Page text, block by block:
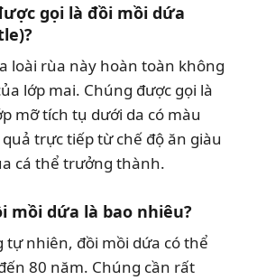
gọi là đồi mồi dứa
loài rùa này hoàn toàn không
lớp mai. Chúng được gọi là
mỡ tích tụ dưới da có màu
trực tiếp từ chế độ ăn giàu
cá thể trưởng thành.
mồi dứa là bao nhiêu?
tự nhiên, đồi mồi dứa có thể
80 năm. Chúng cần rất